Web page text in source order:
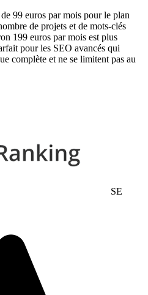
99 euros par mois pour le plan
de projets et de mots-clés
199 euros par mois est plus
pour les SEO avancés qui
complète et ne se limitent pas au
SE